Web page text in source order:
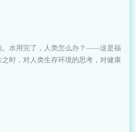
。水用完了，人类怎么办？——这是福
时，对人类生存环境的思考，对健康